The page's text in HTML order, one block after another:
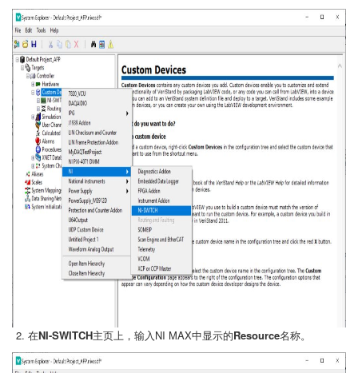
在NI-SWITCH主页上，输入NI MAX中显示的Resource名称。